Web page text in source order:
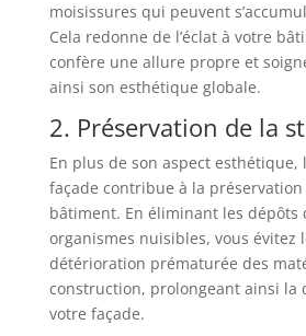
moisissures qui peuvent
Cela redonne de l’éclat à votre
confère une allure propre et
ainsi son esthétique globale.
2. Préservation de la
En plus de son aspect esthétique,
façade contribue à la
bâtiment. En éliminant les dépôts
organismes nuisibles, vous évitez
détérioration prématurée des
construction, prolongeant ainsi la
votre façade.